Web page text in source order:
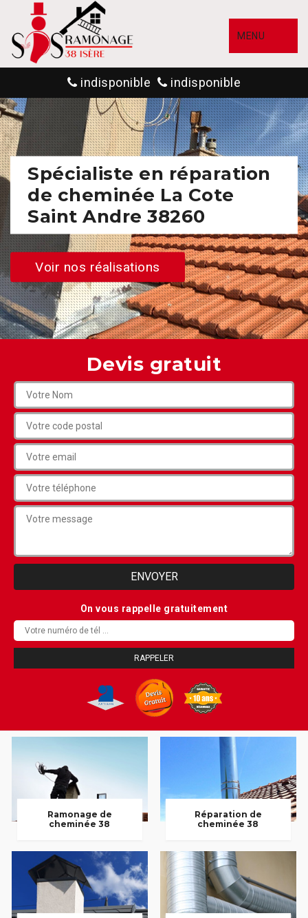
MENU
indisponible indisponible
Spécialiste en réparation
de cheminée La Cote
Saint Andre 38260
Voir nos réalisations
Devis gratuit
On vous rappelle gratuitement
Ramonage de
cheminée 38
Réparation de
cheminée 38